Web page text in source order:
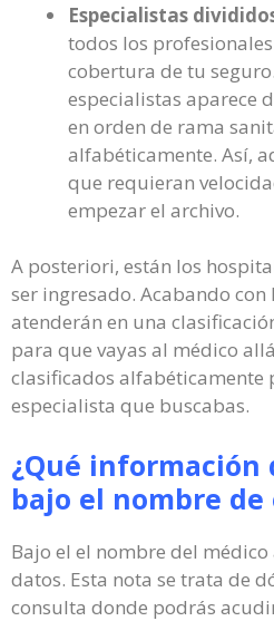
Especialistas
todos los
cobertura de tu
especialistas aparece
en orden de rama
alfabéticamente. Así,
que requieran
empezar el archivo.
A posteriori, están los
ser ingresado. Acabando
atenderán en una
para que vayas al médico
clasificados alfabéticamente
especialista que buscabas.
¿Qué información
bajo el nombre
Bajo el el nombre del
datos. Esta nota se trata de
consulta donde podrás